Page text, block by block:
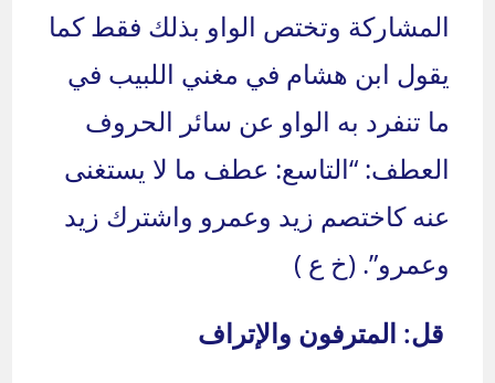
المشاركة وتختص الواو بذلك فقط كما
يقول ابن هشام في مغني اللبيب في
ما تنفرد به الواو عن سائر الحروف
العطف: “التاسع: عطف ما لا يستغنى
عنه كاختصم زيد وعمرو واشترك زيد
وعمرو”. (خ ع )
قل: المترفون والإتراف